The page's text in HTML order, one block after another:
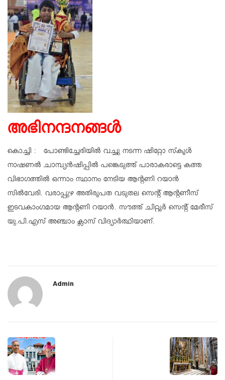
അഭിനന്ദനങ്ങള്‍
കൊച്ചി : പോണ്ടിച്ചേരിയില്‍ വച്ചു നടന്ന ഷിറ്റോ സ്‌കൂള്‍
നാഷണല്‍ ചാമ്പ്യന്‍ഷിപ്പില്‍ പങ്കെടുത്ത് പാരാകരാട്ടെ കത്ത
വിഭാഗത്തില്‍ ഒന്നാം സ്ഥാനം നേടിയ ആന്റണി റയാന്‍
സില്‍വേരി. വരാപ്പുഴ അതിരൂപത വടുതല സെന്റ് ആന്റണീസ്
ഇടവകാംഗമായ ആന്റണി റയാന്‍. സൗത്ത് ചിറ്റൂര്‍ സെന്റ് മേരീസ്
യു.പി.എസ് അഞ്ചാം ക്ലാസ് വിദ്യാര്‍ത്ഥിയാണ്.
Admin